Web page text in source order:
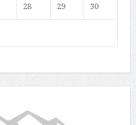
28 29 30